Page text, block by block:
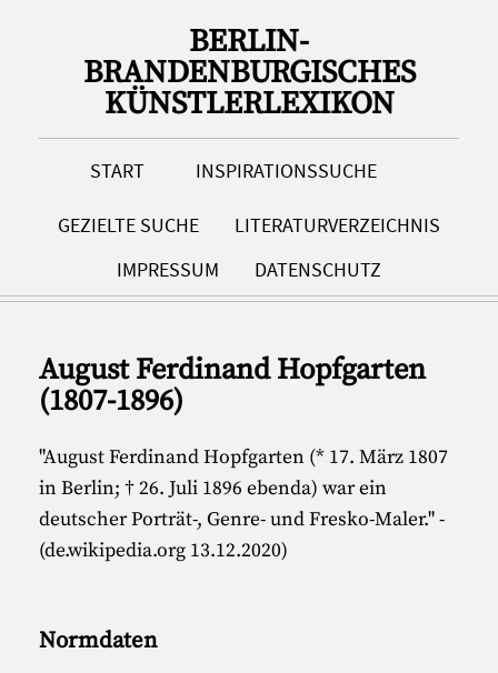
BERLIN-
BRANDENBURGISCHES
KÜNSTLERLEXIKON
START INSPIRATIONSSUCHE
GEZIELTE SUCHE
LITERATURVERZEICHNIS
IMPRESSUM
DATENSCHUTZ
August Ferdinand Hopfgarten
(1807-1896)
"August Ferdinand Hopfgarten (* 17. März 1807
in Berlin; † 26. Juli 1896 ebenda) war ein
deutscher Porträt-, Genre- und Fresko-Maler." -
(de.wikipedia.org 13.12.2020)
Normdaten